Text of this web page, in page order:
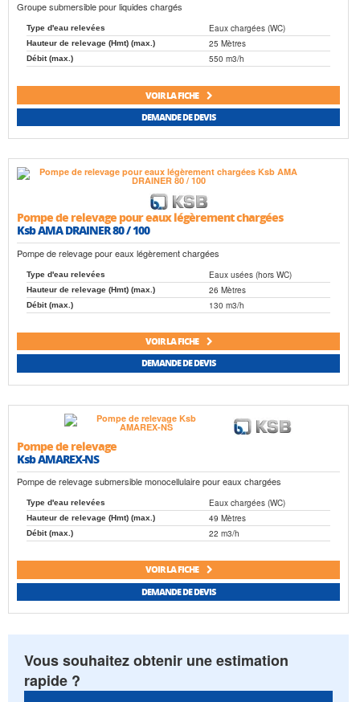
Groupe submersible pour liquides chargés
Type d'eau relevées Eaux chargées (WC)
Hauteur de relevage (Hmt) (max.) 25 Mètres
Débit (max.) 550 m3/h
VOIR LA FICHE
DEMANDE DE DEVIS
Pompe de relevage pour eaux légèrement chargées
Ksb AMA DRAINER 80 / 100
Pompe de relevage pour eaux légèrement chargées
Type d'eau relevées Eaux usées (hors WC)
Hauteur de relevage (Hmt) (max.) 26 Mètres
Débit (max.) 130 m3/h
VOIR LA FICHE
DEMANDE DE DEVIS
Pompe de relevage
Ksb AMAREX-NS
Pompe de relevage submersible monocellulaire pour eaux chargées
Type d'eau relevées Eaux chargées (WC)
Hauteur de relevage (Hmt) (max.) 49 Mètres
Débit (max.) 22 m3/h
VOIR LA FICHE
DEMANDE DE DEVIS
Vous souhaitez obtenir une estimation
rapide ?